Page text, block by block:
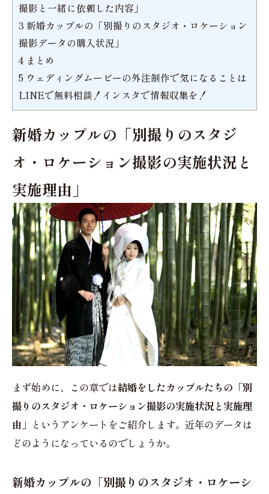
撮影と一緒に依頼した内容」
3 新婚カップルの「別撮りのスタジオ・ロケーション
撮影データの購入状況」
4 まとめ
5 ウェディングムービーの外注制作で気になることは
LINEで無料相談！インスタで情報収集を！
新婚カップルの「別撮りのスタジ
オ・ロケーション撮影の実施状況と
実施理由」
まず始めに、この章では結婚をしたカップルたちの「別
撮りのスタジオ・ロケーション撮影の実施状況と実施理
由」 というアンケートをご紹介します。近年のデータは
どのようになっているのでしょうか。
新婚カップルの「別撮りのスタジオ・ロケーシ